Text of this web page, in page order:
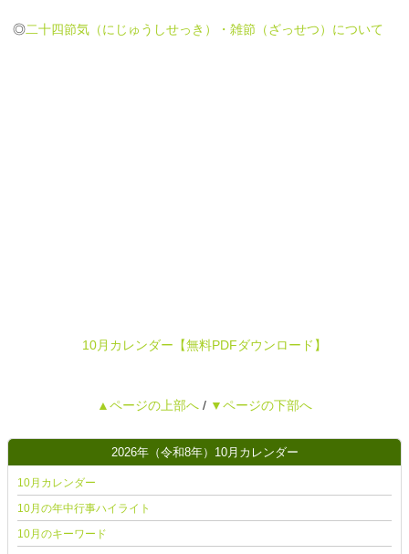
◎二十四節気（にじゅうしせっき）・雑節（ざっせつ）について
10月カレンダー【無料PDFダウンロード】
▲ページの上部へ / ▼ページの下部へ
2026年（令和8年）10月カレンダー
10月カレンダー
10月の年中行事ハイライト
10月のキーワード